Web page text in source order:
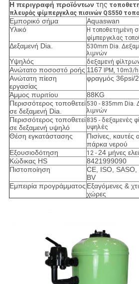
Η περιγραφή προϊόντων της
πλευράς φίμπεργκλας πισινών QS550
Εμπορικό σήμα
Aquaswan
Υλικό
Η τοποθετημένη
φίμπεργκλας
Δεξαμενή Dia.
530mm Dia.
λιμνών
Υψηλός δεξαμενή
Ανώτατο ποσοστό ροής 1167 IPM, 10m3/h
Ανώτατη πίεση
εργασίας
φραγμός 36psi/
Άμμος πυριτίου
88KG
Περισσότερος τοποθετεί
σε δεξαμενή Dia.
530 - 835mm Dia.
λιμνών
Περισσότερος τοποθετεί
σε δεξαμενή υψηλό
835 - δεξαμενές
υψηλές
Θέση εγκατάστασης
Πισίνες, καυτές
πάρκα νερού
Εξουσιοδότηση
12 - 24 μήνες
Κώδικας HS
8421999090
Πιστοποίηση
CE, ISO, SASO,
BV
Εμπειρία προγράμματος Εξαγόμενες &
χώρες